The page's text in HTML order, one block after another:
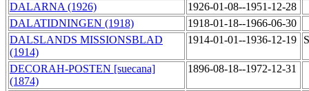
DALARNA (1926)
1926-01-08--1951-12-28
DALATIDNINGEN (1918)
1918-01-18--1966-06-30
DALSLANDS MISSIONSBLAD
(1914)
1914-01-01--1936-12-19
DECORAH-POSTEN [suecana]
(1874)
1896-08-18--1972-12-31